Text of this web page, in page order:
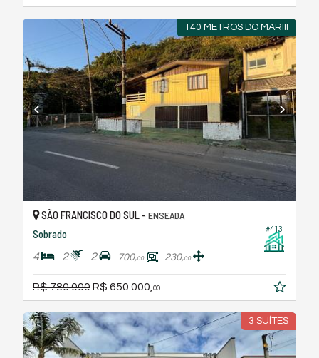
140 METROS DO MAR!!!
#413
SÃO FRANCISCO DO SUL - ENSEADA
Sobrado
4 2 2 700,00 230,00
R$ 780.000R$ 650.000,00
3 SUÍTES